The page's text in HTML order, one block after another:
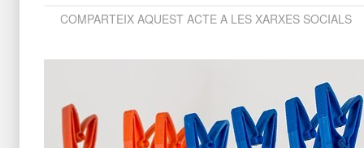
COMPARTEIX AQUEST ACTE A LES XARXES SOCIALS